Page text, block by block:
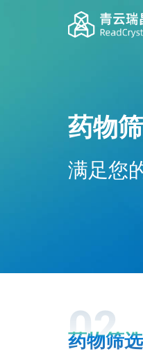
药物
满足您
02
药物筛